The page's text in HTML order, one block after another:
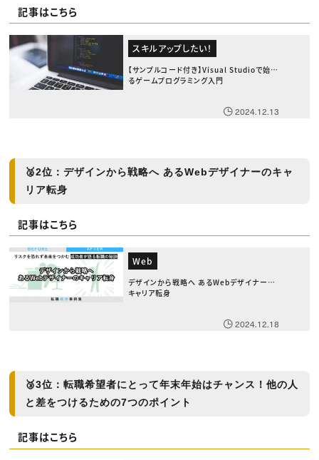
記事はこちら
スキルアップしたい！
【サンプルコード付き】Visual Studioで始め
るゲームプログラミング入門
2024.12.13
🥈2位：デザインから戦略へ あるWebデザイナーのキャ
リア転身
記事はこちら
Web
デザインから戦略へ あるWebデザイナーの
キャリア転身
2024.12.18
🥉3位：転職希望者にとって年末年始はチャンス！他の人
と差をつけるための7つのポイント
記事はこちら